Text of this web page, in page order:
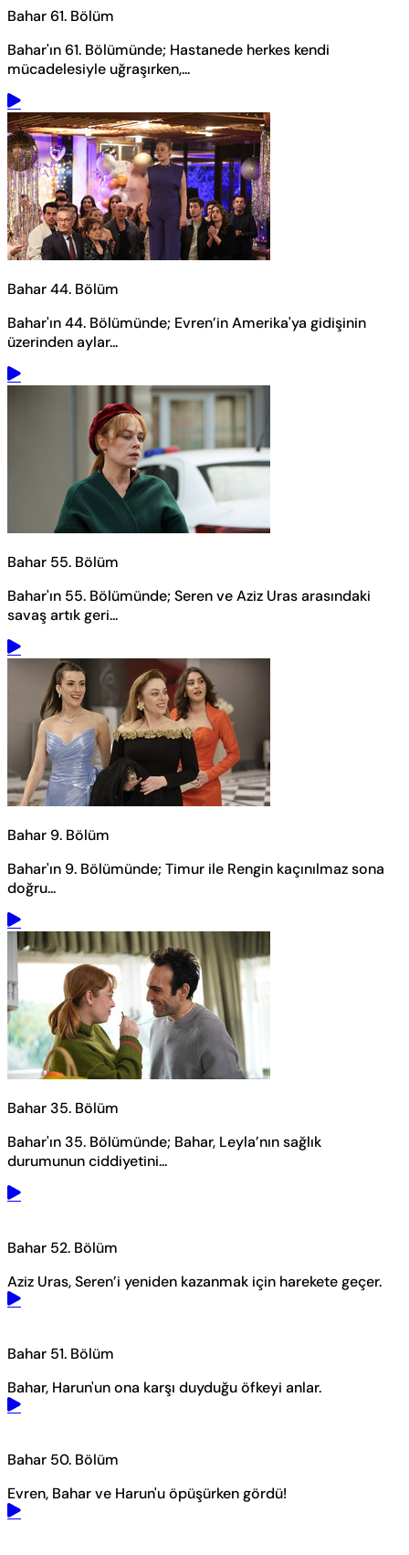
Bahar 61. Bölüm
Bahar'ın 61. Bölümünde; Hastanede herkes kendi
mücadelesiyle uğraşırken,...
Bahar 44. Bölüm
Bahar'ın 44. Bölümünde; Evren’in Amerika'ya gidişinin
üzerinden aylar...
Bahar 55. Bölüm
Bahar'ın 55. Bölümünde; Seren ve Aziz Uras arasındaki
savaş artık geri...
Bahar 9. Bölüm
Bahar'ın 9. Bölümünde; Timur ile Rengin kaçınılmaz sona
doğru...
Bahar 35. Bölüm
Bahar'ın 35. Bölümünde; Bahar, Leyla’nın sağlık
durumunun ciddiyetini...
Bahar 52. Bölüm
Aziz Uras, Seren’i yeniden kazanmak için harekete geçer.
Bahar 51. Bölüm
Bahar, Harun'un ona karşı duyduğu öfkeyi anlar.
Bahar 50. Bölüm
Evren, Bahar ve Harun'u öpüşürken gördü!